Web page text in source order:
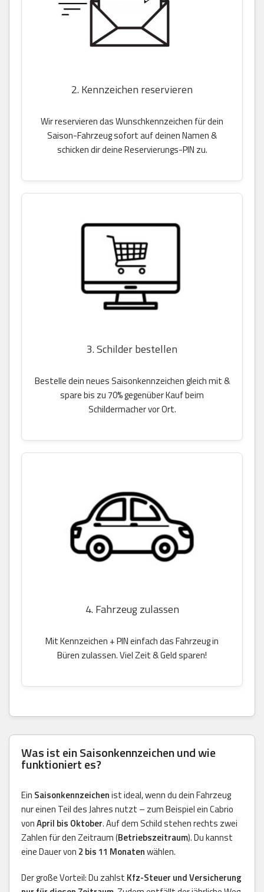
2. Kennzeichen reservieren
Wir reservieren das Wunschkennzeichen für dein
Saison-Fahrzeug sofort auf deinen Namen &
schicken dir deine Reservierungs-PIN zu.
3. Schilder bestellen
Bestelle dein neues Saisonkennzeichen gleich mit &
spare bis zu 70% gegenüber Kauf beim
Schildermacher vor Ort.
4. Fahrzeug zulassen
Mit Kennzeichen + PIN einfach das Fahrzeug in
Büren zulassen. Viel Zeit & Geld sparen!
Was ist ein Saisonkennzeichen und wie
funktioniert es?
Ein Saisonkennzeichenist ideal, wenn du dein Fahrzeug
nur einen Teil des Jahres nutzt – zum Beispiel ein Cabrio
vonApril bis Oktober. Auf dem Schild stehen rechts zwei
Zahlen für den Zeitraum (Betriebszeitraum). Du kannst
eine Dauer von 2 bis 11 Monatenwählen.
Der große Vorteil: Du zahlst Kfz-Steuer und Versicherung